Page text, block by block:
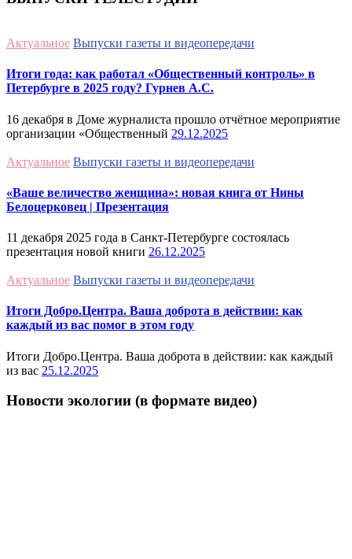
Актуальное Выпуски газеты и видеопередачи
Итоги года: как работал «Общественный контроль» в
Петербурге в 2025 году? Гурнев А.С.
16 декабря в Доме журналиста прошло отчётное мероприятие
организации «Общественный 29.12.2025
Актуальное Выпуски газеты и видеопередачи
«Ваше величество женщина»: новая книга от Нины
Белоцерковец | Презентация
11 декабря 2025 года в Санкт-Петербурге состоялась
презентация новой книги 26.12.2025
Актуальное Выпуски газеты и видеопередачи
Итоги Добро.Центра. Ваша доброта в действии: как
каждый из вас помог в этом году
Итоги Добро.Центра. Ваша доброта в действии: как каждый
из вас 25.12.2025
Новости экологии (в формате видео)